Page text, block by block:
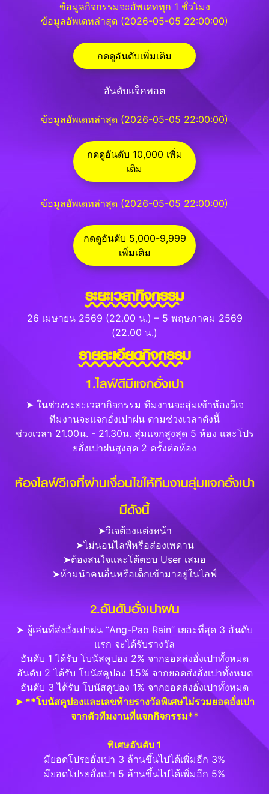
ข้อมูลกิจกรรมจะอัพเดททุก 1 ชั่วโมง
ข้อมูลอัพเดทล่าสุด (2026-05-05 22:00:00)
กดดูอันดับเพิ่มเติม
อันดับแจ็คพอต
ข้อมูลอัพเดทล่าสุด (2026-05-05 22:00:00)
กดดูอันดับ 10,000 เพิ่ม
เติม
ข้อมูลอัพเดทล่าสุด (2026-05-05 22:00:00)
กดดูอันดับ 5,000-9,999
เพิ่มเติม
ระยะเวลากิจกรรม
26 เมษายน 2569 (22.00 น.) – 5 พฤษภาคม 2569
(22.00 น.)
รายละเอียดกิจกรรม
1.ไลฟ์ดีมีแจกอั่งเปา
➤ ในช่วงระยะเวลากิจกรรม ทีมงานจะสุ่มเข้าห้องวีเจ
ทีมงานจะแจกอั่งเปาฝน ตามช่วงเวลาดังนี้
ช่วงเวลา 21.00น. - 21.30น. สุ่มแจกสูงสุด 5 ห้อง และโปร
ยอั่งเปาฝนสูงสุด 2 ครั้งต่อห้อง
ห้องไลฟ์วีเจที่ผ่านเงื่อนไขให้ทีมงานสุ่มแจกอั่งเปา
มีดังนี้
➤วีเจต้องแต่งหน้า
➤ไม่นอนไลฟ์หรือส่องเพดาน
➤ต้องสนใจและโต้ตอบ User เสมอ
➤ห้ามนำคนอื่นหรือเด็กเข้ามาอยู่ในไลฟ์
2.อันดับอั่งเปาฝน
➤ ผู้เล่นที่ส่งอั่งเปาฝน “Ang-Pao Rain” เยอะที่สุด 3 อันดับ
แรก จะได้รับรางวัล
อันดับ 1 ได้รับ โบนัสคูปอง 2% จากยอดส่งอั่งเปาทั้งหมด
อันดับ 2 ได้รับ โบนัสคูปอง 1.5% จากยอดส่งอั่งเปาทั้งหมด
อันดับ 3 ได้รับ โบนัสคูปอง 1% จากยอดส่งอั่งเปาทั้งหมด
➤ **โบนัสคูปองและเลขท้ายรางวัลพิเศษไม่รวมยอดอั่งเปา
จากตัวทีมงานที่แจกกิจกรรม**
พิเศษอันดับ 1
มียอดโปรยอั่งเปา 3 ล้านขึ้นไปได้เพิ่มอีก 3%
มียอดโปรยอั่งเปา 5 ล้านขึ้นไปได้เพิ่มอีก 5%